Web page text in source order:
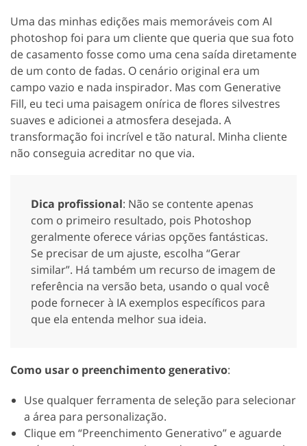
Uma das minhas edições mais memoráveis com AI
photoshop foi para um cliente que queria que sua foto
de casamento fosse como uma cena saída diretamente
de um conto de fadas. O cenário original era um
campo vazio e nada inspirador. Mas com Generative
Fill, eu teci uma paisagem onírica de flores silvestres
suaves e adicionei a atmosfera desejada. A
transformação foi incrível e tão natural. Minha cliente
não conseguia acreditar no que via.
Dica profissional: Não se contente apenas
com o primeiro resultado, pois Photoshop
geralmente oferece várias opções fantásticas.
Se precisar de um ajuste, escolha “Gerar
similar”. Há também um recurso de imagem de
referência na versão beta, usando o qual você
pode fornecer à IA exemplos específicos para
que ela entenda melhor sua ideia.
Como usar o preenchimento generativo:
Use qualquer ferramenta de seleção para selecionar
a área para personalização.
Clique em “Preenchimento Generativo” e aguarde